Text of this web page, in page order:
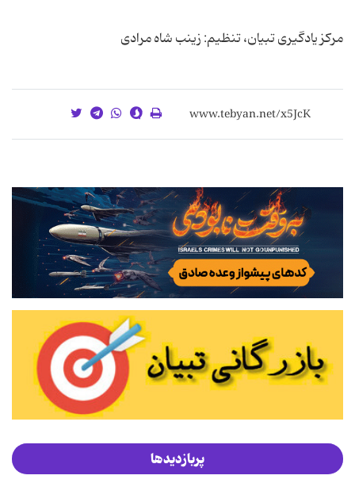
مرکز یادگیری تبیان، تنظیم: زینب شاه مرادی
پربازدیدها